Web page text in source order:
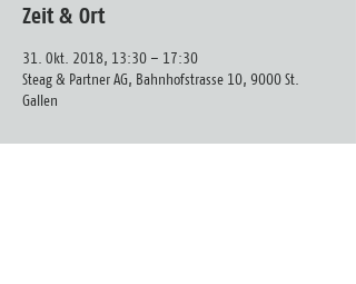
Zeit & Ort
31. Okt. 2018, 13:30 – 17:30
Steag & Partner AG, Bahnhofstrasse 10, 9000 St.
Gallen